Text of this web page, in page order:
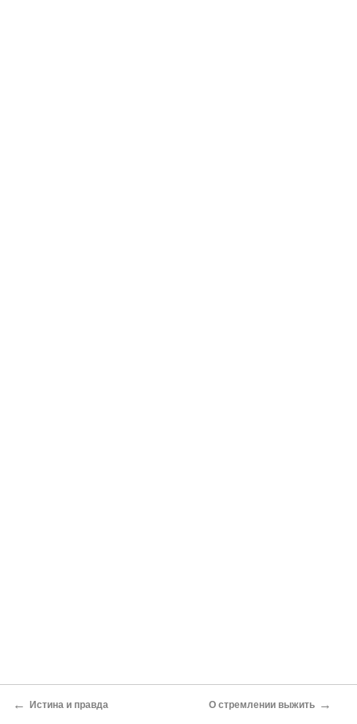
← Истина и правда О стремлении выжить →